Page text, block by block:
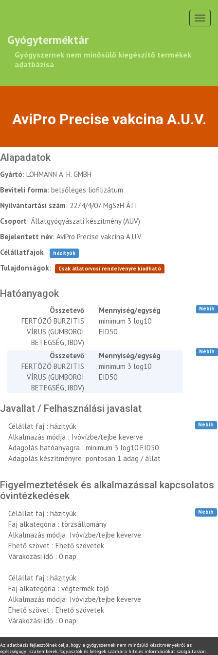
Gyógyterméktár
Gyógyszernek nem minősülő kiegészítő termékek
adatbázisa
AviPro Precise vakcina A.U.V.
Alapadatok
Gyártó: LOHMANN A. H. GMBH
Beviteli forma: belsőleges liofilizátum
Nyilvántartási szám: 2274/4/07 MgSzH ÁTI
Csoport: Állatgyógyászati készítmény (AUV)
Bejelentett név: AviPro Precise vakcina A.U.V.
Célállatfajok: házityúk
Tulajdonságok: Csak állatorvosi rendelvényre kiadható
Hatóanyagok
Összetevő
Mennyiség/egység
FERTŐZŐ BURZITIS
VÍRUS (GUMBOROI
BETEGSÉG, IBDV)
minimum 3 log10
EID50
Nébih
Összetevő
Mennyiség/egység
FERTŐZŐ BURZITIS
VÍRUS (GUMBOROI
BETEGSÉG, IBDV)
minimum 3 log10
EID50
Nébih
Javallat / Felhasználási javaslat
Célállat faj : házityúk
Alkalmazás módja : Ivóvízbe/tejbe keverve
Adagolás hatóanyagra : minimum 3 log10 EID50
Adagolás készítményre: pontosan 1 adag / állat
Nébih
Figyelmeztetések és alkalmazással kapcsolatos
óvintézkedések
Célállat faj : házityúk
Faj alkategória : törzsállomány
Alkalmazás módja: Ivóvízbe/tejbe keverve
Ehető szövet : Ehető szövetek
Várakozási idő : 0 nap
Célállat faj : házityúk
Faj alkategória : végtermék tojó
Alkalmazás módja: Ivóvízbe/tejbe keverve
Ehető szövet : Ehető szövetek
Várakozási idő : 0 nap
Nébih
Az adatbázis fejlesztőinek célja, hogy a gyógyszernek nem minősülő készítményekről az
egészségügyi szakemberek, fogyasztók és betegek számára hiteles információkat szolgáltasson.